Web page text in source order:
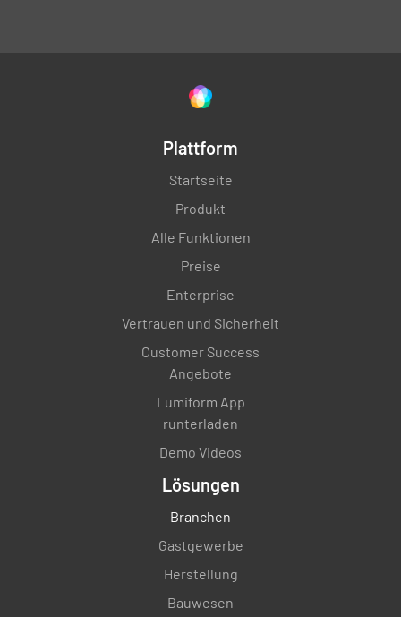
Plattform
Startseite
Produkt
Alle Funktionen
Preise
Enterprise
Vertrauen und Sicherheit
Customer Success
Angebote
Lumiform App
runterladen
Demo Videos
Lösungen
Branchen
Gastgewerbe
Herstellung
Bauwesen